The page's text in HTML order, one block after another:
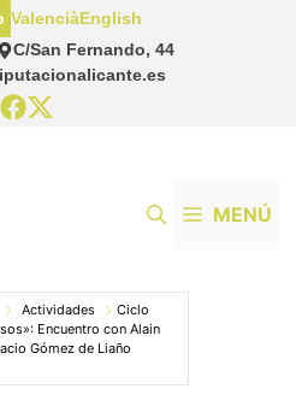
C/San Fernando, 44
ValenciàEnglish
MENÚ
Actividades
Ciclo
Encuentro con Alain
Gómez de Liaño